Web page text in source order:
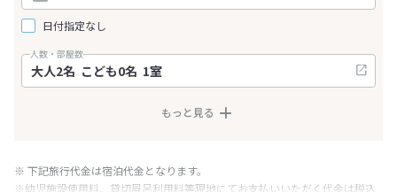
日付指定なし
人数・部屋数
もっと見る
※ 下記旅行代金は宿泊代金となります。
※幼児施設使用料、貸切風呂利用料等現地にてお支払いいただく代金は税込